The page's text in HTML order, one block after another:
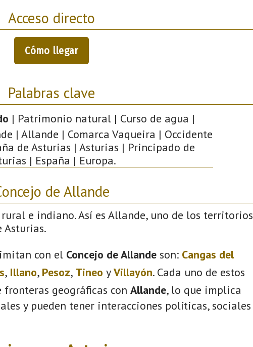
Acceso directo
Cómo llegar
Palabras clave
| Patrimonio natural | Curso de agua |
| Allande | Comarca Vaqueira | Occidente
de Asturias | Asturias | Principado de
| España | Europa.
de Allande
e indiano. Así es Allande, uno de los territorios
Asturias.
con el Concejo de Allande son: Cangas del
, Illano, Pesoz, Tineo yVillayón. Cada uno de estos
geográficas con Allande, lo que implica
y pueden tener interacciones políticas, sociales